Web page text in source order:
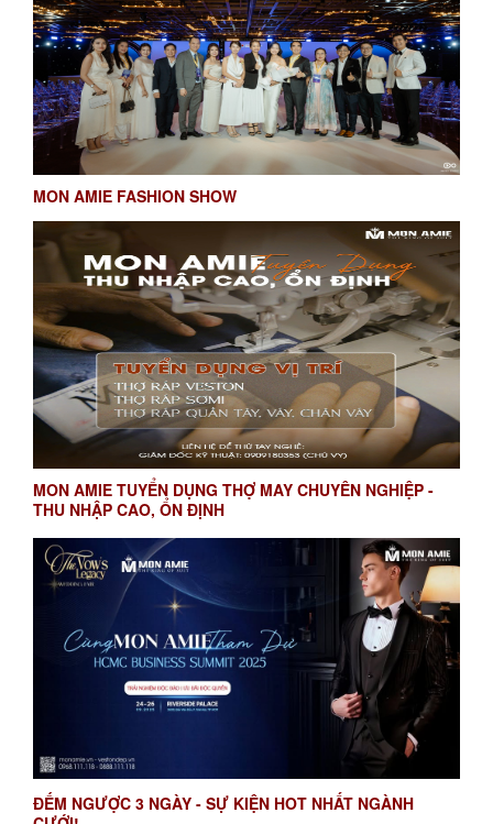
MON AMIE FASHION SHOW
MON AMIE TUYỂN DỤNG THỢ MAY CHUYÊN NGHIỆP -
THU NHẬP CAO, ỔN ĐỊNH
ĐẾM NGƯỢC 3 NGÀY - SỰ KIỆN HOT NHẤT NGÀNH